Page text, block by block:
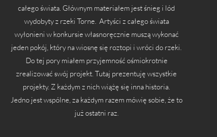
całego świata. Głównym materiałem jest śnieg i lód
wydobyty z rzeki Torne. Artyści z całego świata
wyłonieni w konkursie własnoręcznie muszą wykonać
jeden pokój, który na wiosnę się roztopi i wróci do rzeki.
Do tej pory miałem przyjemność ośmiokrotnie
zrealizować swój projekt.Tutaj prezentuję wszystkie
projekty. Z każdym z nich wiążę się inna historia.
Jedno jest wspólne, za każdym razem mówię sobie, że to
już ostatni raz.